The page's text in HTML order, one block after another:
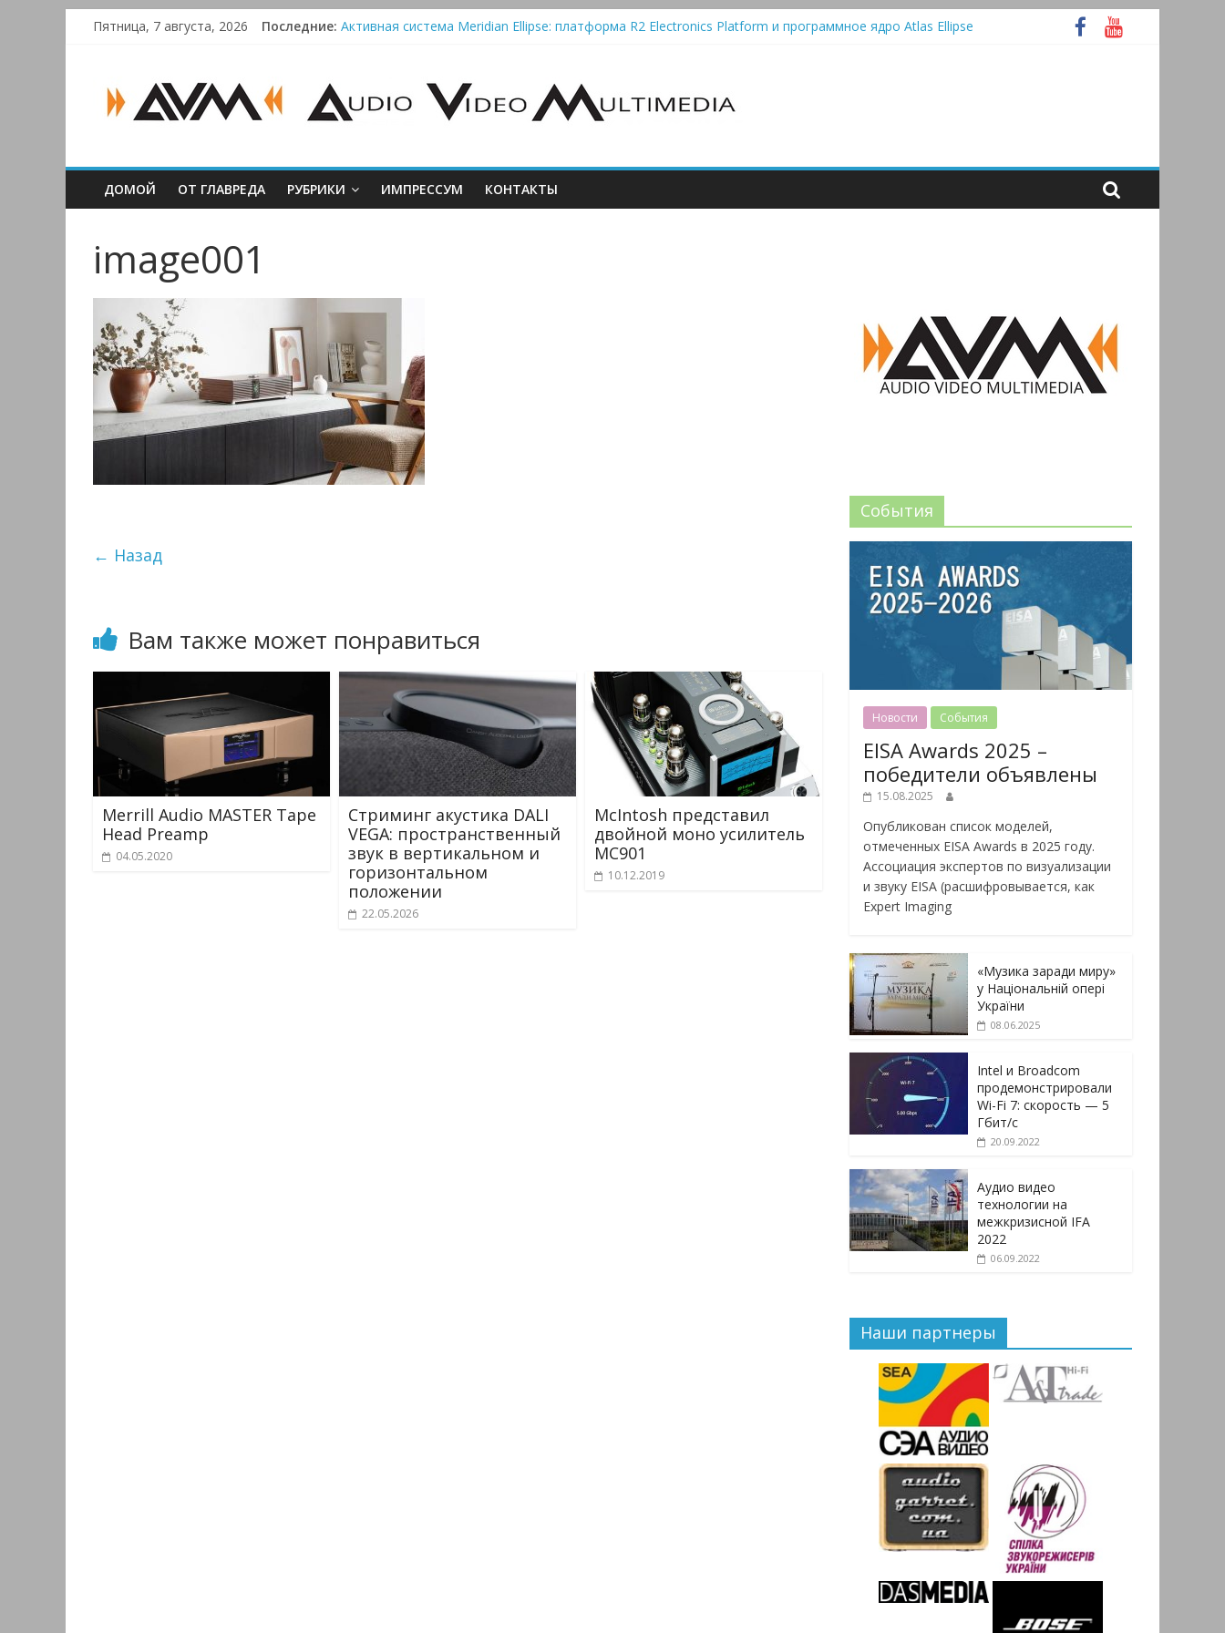
Пятница, 7 августа, 2026 Последние: Активная система Meridian Ellipse: платформа R2 Electronics Platform и программное ядро Atlas Ellipse
Victrola Automatic — традиционный виниловый автомат, дополненный Bluetooth
AUDIO,
VIDEO
&
MULTIMEDIA
Аудио,
Видео
Мультимедиа
ДОМОЙ ОТ ГЛАВРЕДА РУБРИКИ ИМПРЕССУМ КОНТАКТЫ
image001
← Назад
Вам также может понравиться
Merrill Audio MASTER Tape
Head Preamp
04.05.2020
Стриминг акустика DALI
VEGA: пространственный
звук в вертикальном и
горизонтальном
положении
22.05.2026
McIntosh представил
двойной моно усилитель
MC901
10.12.2019
События
Новости События
EISA Awards 2025 –
победители объявлены
15.08.2025
Опубликован список моделей,
отмеченных EISA Awards в 2025 году.
Ассоциация экспертов по визуализации
и звуку EISA (расшифровывается, как
Expert Imaging
«Музика заради миру»
у Національній опері
України
08.06.2025
Intel и Broadcom
продемонстрировали
Wi-Fi 7: скорость — 5
Гбит/с
20.09.2022
Аудио видео
технологии на
межкризисной IFA
2022
06.09.2022
Наши партнеры